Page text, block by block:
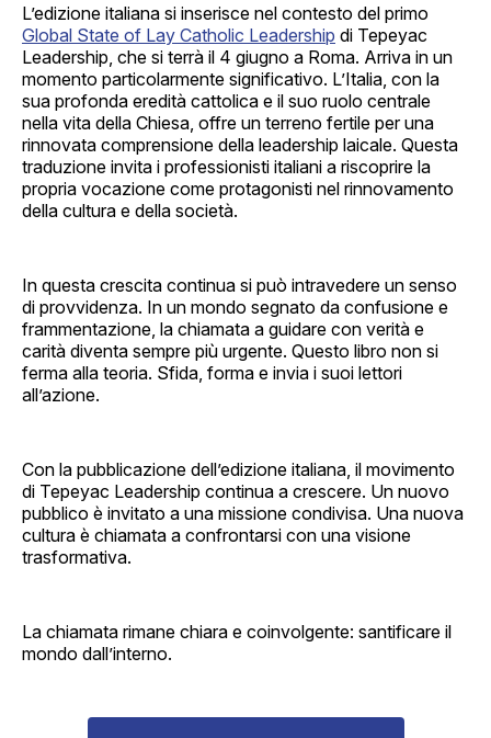
L’edizione italiana si inserisce nel contesto del primo
Global State of Lay Catholic Leadership di Tepeyac
Leadership, che si terrà il 4 giugno a Roma. Arriva in un
momento particolarmente significativo. L’Italia, con la
sua profonda eredità cattolica e il suo ruolo centrale
nella vita della Chiesa, offre un terreno fertile per una
rinnovata comprensione della leadership laicale. Questa
traduzione invita i professionisti italiani a riscoprire la
propria vocazione come protagonisti nel rinnovamento
della cultura e della società.
In questa crescita continua si può intravedere un senso
di provvidenza. In un mondo segnato da confusione e
frammentazione, la chiamata a guidare con verità e
carità diventa sempre più urgente. Questo libro non si
ferma alla teoria. Sfida, forma e invia i suoi lettori
all’azione.
Con la pubblicazione dell’edizione italiana, il movimento
di Tepeyac Leadership continua a crescere. Un nuovo
pubblico è invitato a una missione condivisa. Una nuova
cultura è chiamata a confrontarsi con una visione
trasformativa.
La chiamata rimane chiara e coinvolgente: santificare il
mondo dall’interno.